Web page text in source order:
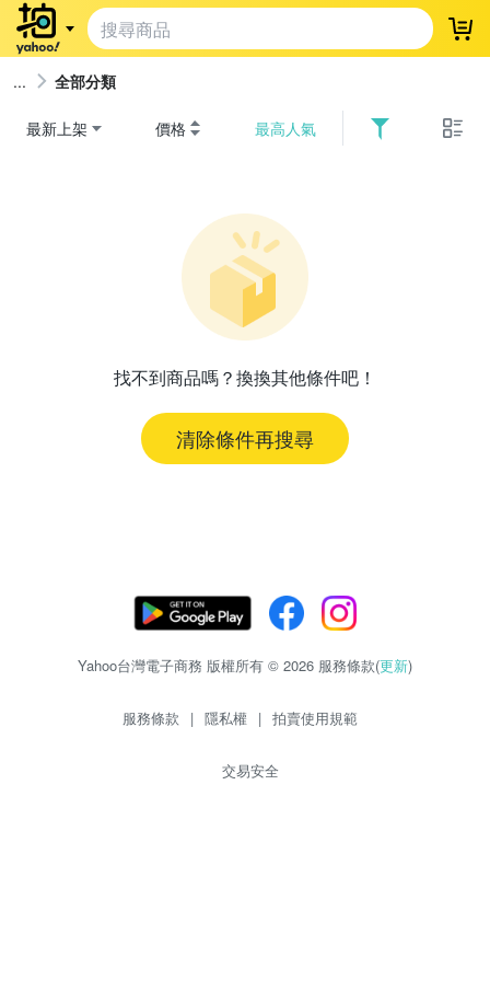
登
全部分類
最新上架 價格 最高人氣
找不到商品嗎？換換其他條件吧！
清除條件再搜尋
Yahoo台灣電子商務 版權所有 © 2026 服務條款(更新)
服務條款 | 隱私權 | 拍賣使用規範
交易安全